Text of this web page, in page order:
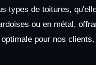
types de toitures,
ou en métal,
pour nos clients.